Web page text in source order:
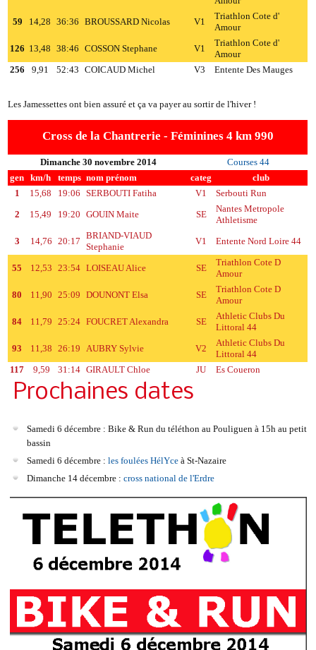
59 14,28 36:36 BROUSSARD Nicolas V1
Triathlon Cote d'
Amour
126 13,48 38:46 COSSON Stephane V1
Triathlon Cote d'
Amour
256
9,91 52:43 COICAUD Michel V3 Entente Des Mauges
Les Jamessettes ont bien assuré et ça va payer au sortir de l'hiver !
Cross de la Chantrerie - Féminines 4 km 990
Dimanche 30 novembre 2014
Courses 44
gen
km/h temps nom prénom categ
club
1
15,68 19:06 SERBOUTI Fatiha V1 Serbouti Run
2 15,49 19:20 GOUIN Maite SE
Nantes Metropole
Athletisme
3 14,76 20:17
BRIAND-VIAUD
Stephanie
V1 Entente Nord Loire 44
55 12,53 23:54 LOISEAU Alice SE
Triathlon Cote D
Amour
80 11,90 25:09 DOUNONT Elsa SE
Triathlon Cote D
Amour
84 11,79 25:24 FOUCRET Alexandra SE
Athletic Clubs Du
Littoral 44
93 11,38 26:19 AUBRY Sylvie V2
Athletic Clubs Du
Littoral 44
117
9,59 31:14 GIRAULT Chloe JU Es Coueron
Prochaines dates
Samedi 6 décembre : Bike & Run du téléthon au Pouliguen à 15h au petit
bassin
Samedi 6 décembre :les foulées HélYce à St-Nazaire
Dimanche 14 décembre :cross national de l'Erdre